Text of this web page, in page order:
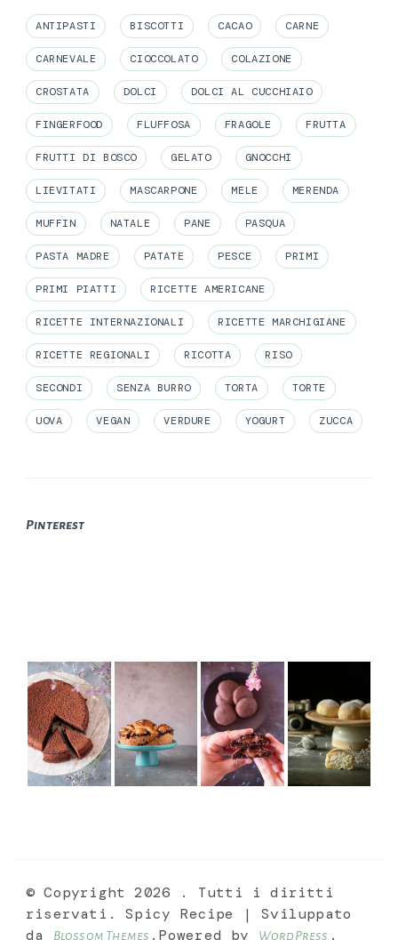
ANTIPASTI BISCOTTI CACAO CARNE
CARNEVALE CIOCCOLATO COLAZIONE
CROSTATA DOLCI DOLCI AL CUCCHIAIO
FINGERFOOD FLUFFOSA FRAGOLE FRUTTA
FRUTTI DI BOSCO GELATO GNOCCHI
LIEVITATI MASCARPONE MELE MERENDA
MUFFIN NATALE PANE PASQUA
PASTA MADRE PATATE PESCE PRIMI
PRIMI PIATTI RICETTE AMERICANE
RICETTE INTERNAZIONALI RICETTE MARCHIGIANE
RICETTE REGIONALI RICOTTA RISO
SECONDI SENZA BURRO TORTA TORTE
UOVA VEGAN VERDURE YOGURT ZUCCA
Pinterest
© Copyright 2026
. Tutti i diritti
riservati.
Spicy Recipe | Sviluppato
da
Blossom Themes .Powered by WordPress .